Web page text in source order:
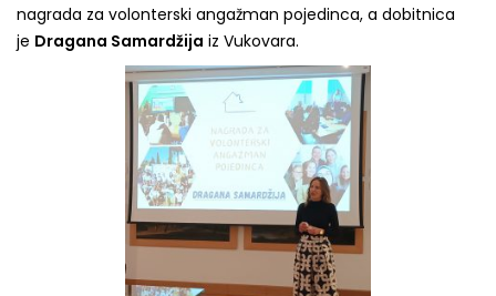
nagrada za volonterski angažman pojedinca, a dobitnica
je Dragana Samardžija iz Vukovara.